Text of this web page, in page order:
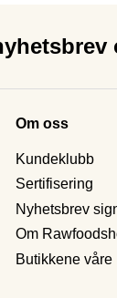
Om oss
Kundeklubb
Sertifisering
Nyhetsbrev
Om
Butikkene våre